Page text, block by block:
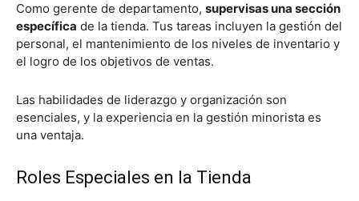
Como gerente de departamento, supervisas una sección
específica de la tienda. Tus tareas incluyen la gestión del
personal, el mantenimiento de los niveles de inventario y
el logro de los objetivos de ventas.
Las habilidades de liderazgo y organización son
esenciales, y la experiencia en la gestión minorista es
una ventaja.
Roles Especiales en la Tienda